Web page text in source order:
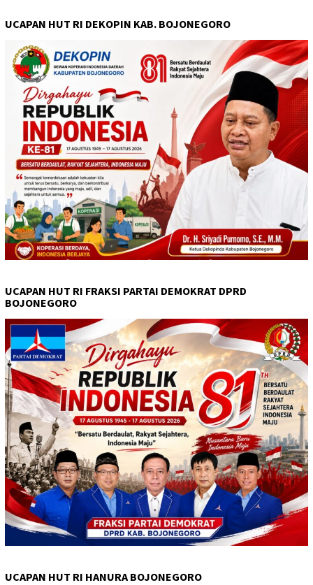
UCAPAN HUT RI DEKOPIN KAB. BOJONEGORO
UCAPAN HUT RI FRAKSI PARTAI DEMOKRAT DPRD
BOJONEGORO
UCAPAN HUT RI HANURA BOJONEGORO